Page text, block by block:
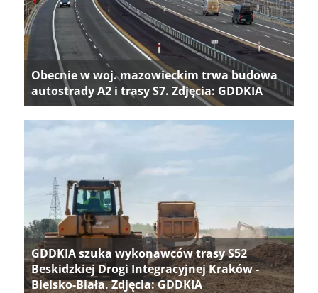
Obecnie w woj. mazowieckim trwa budowa
autostrady A2 i trasy S7. Zdjęcia: GDDKIA
GDDKIA szuka wykonawców trasy S52
Beskidzkiej Drogi Integracyjnej Kraków -
Bielsko-Biała. Zdjęcia: GDDKIA